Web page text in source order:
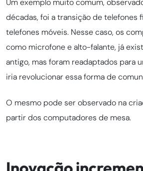
Um exemplo muito comum,
décadas, foi a transição de telefones
telefones móveis. Nesse caso, os
como microfone e alto-falante, já
antigo, mas foram readaptados para
iria revolucionar essa forma de
O mesmo pode ser observado na
partir dos computadores de mesa.